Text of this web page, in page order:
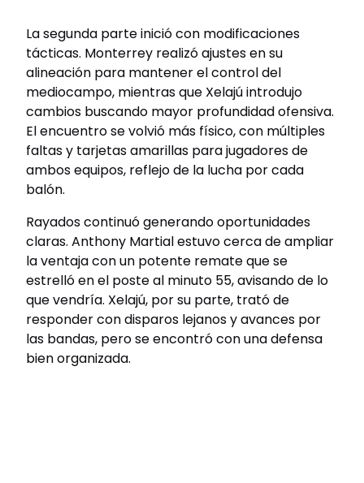
La segunda parte inició con modificaciones
tácticas. Monterrey realizó ajustes en su
alineación para mantener el control del
mediocampo, mientras que Xelajú introdujo
cambios buscando mayor profundidad ofensiva.
El encuentro se volvió más físico, con múltiples
faltas y tarjetas amarillas para jugadores de
ambos equipos, reflejo de la lucha por cada
balón.
Rayados continuó generando oportunidades
claras. Anthony Martial estuvo cerca de ampliar
la ventaja con un potente remate que se
estrelló en el poste al minuto 55, avisando de lo
que vendría. Xelajú, por su parte, trató de
responder con disparos lejanos y avances por
las bandas, pero se encontró con una defensa
bien organizada.